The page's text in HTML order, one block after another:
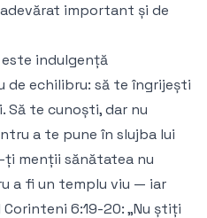
important și de
indulgență
de echilibru: să te îngrijești
Să te cunoști, dar nu
a te pune în slujba lui
ți menții sănătatea nu
a fi un templu viu — iar
6:19-20: „Nu știți